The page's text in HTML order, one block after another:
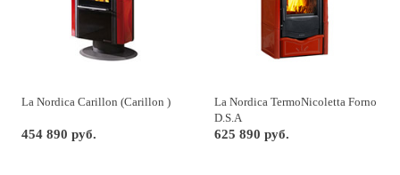
La Nordica Carillon (Carillon )
454 890 руб.
La Nordica TermoNicoletta Forno
D.S.A
625 890 руб.